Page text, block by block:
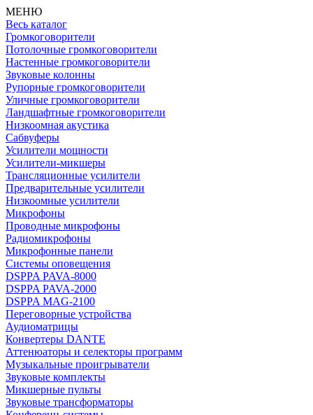
МЕНЮ
Весь каталог
Громкоговорители
Потолочные громкоговорители
Настенные громкоговорители
Звуковые колонны
Рупорные громкоговорители
Уличные громкоговорители
Ландшафтные громкоговорители
Низкоомная акустика
Сабвуферы
Усилители мощности
Усилители-микшеры
Трансляционные усилители
Предварительные усилители
Низкоомные усилители
Микрофоны
Проводные микрофоны
Радиомикрофоны
Микрофонные панели
Системы оповещения
DSPPA PAVA-8000
DSPPA PAVA-2000
DSPPA MAG-2100
Переговорные устройства
Аудиоматрицы
Конвертеры DANTE
Аттенюаторы и селекторы программ
Музыкальные проигрыватели
Звуковые комплекты
Микшерные пульты
Звуковые трансформаторы